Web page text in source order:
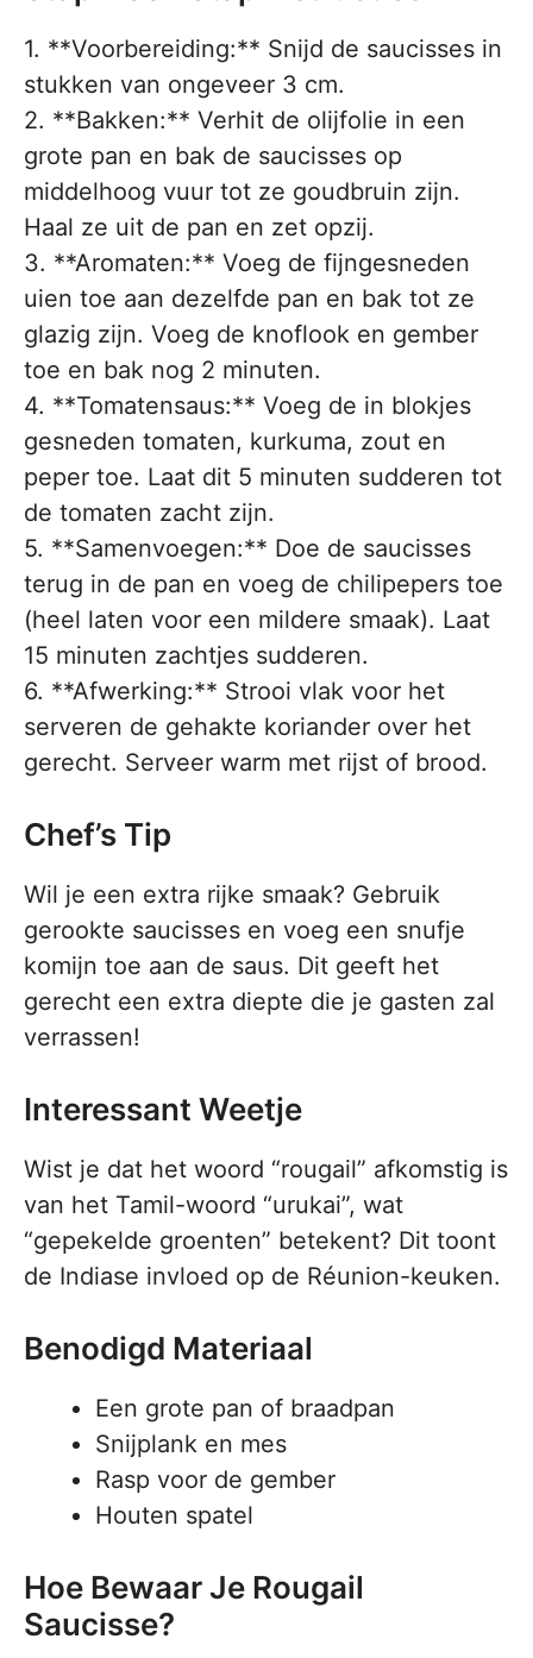
1. **Voorbereiding:** Snijd de saucisses in
stukken van ongeveer 3 cm.
2. **Bakken:** Verhit de olijfolie in een
grote pan en bak de saucisses op
middelhoog vuur tot ze goudbruin zijn.
Haal ze uit de pan en zet opzij.
3. **Aromaten:** Voeg de fijngesneden
uien toe aan dezelfde pan en bak tot ze
glazig zijn. Voeg de knoflook en gember
toe en bak nog 2 minuten.
4. **Tomatensaus:** Voeg de in blokjes
gesneden tomaten, kurkuma, zout en
peper toe. Laat dit 5 minuten sudderen tot
de tomaten zacht zijn.
5. **Samenvoegen:** Doe de saucisses
terug in de pan en voeg de chilipepers toe
(heel laten voor een mildere smaak). Laat
15 minuten zachtjes sudderen.
6. **Afwerking:** Strooi vlak voor het
serveren de gehakte koriander over het
gerecht. Serveer warm met rijst of brood.
Chef’s Tip
Wil je een extra rijke smaak? Gebruik
gerookte saucisses en voeg een snufje
komijn toe aan de saus. Dit geeft het
gerecht een extra diepte die je gasten zal
verrassen!
Interessant Weetje
Wist je dat het woord “rougail” afkomstig is
van het Tamil-woord “urukai”, wat
“gepekelde groenten” betekent? Dit toont
de Indiase invloed op de Réunion-keuken.
Benodigd Materiaal
Een grote pan of braadpan
Snijplank en mes
Rasp voor de gember
Houten spatel
Hoe Bewaar Je Rougail
Saucisse?